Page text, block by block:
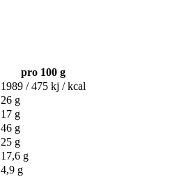
pro 100 g
1989 / 475 kj / kcal
26 g
17 g
46 g
25 g
17,6 g
4,9 g